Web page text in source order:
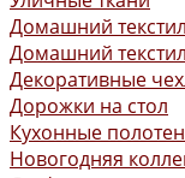
Домашний
Домашний
Декоративные
Дорожки на стол
Кухонные
Новогодняя